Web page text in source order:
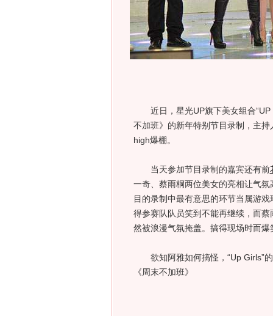
近日，星光UP旗下美女组合“UP
不加班》的新年特别节目录制，主持
high爆棚。
当天参加节目录制的嘉宾还有前
一奇、蔡雨桐两位美女的亮相让气
目的录制中最有意思的环节当属游
得参赛队队员笑到不能再继续，而
然被浪漫气氛掩盖。搞得现场时而
欲知阿雅如何搞怪，“Up Girls”的
《周末不加班》